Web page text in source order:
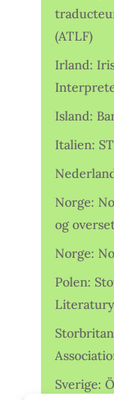
(ATLF)
Irland:
Island:
Italien:
Norge:
og
Norge:
Polen:
Literatury
Sverige: